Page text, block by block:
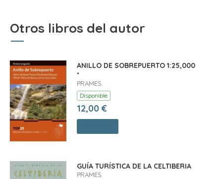
Otros libros del autor
ANILLO DE SOBREPUERTO 1:25,000
*
PRAMES
Disponible
12,00 €
GUÍA TURÍSTICA DE LA CELTIBERIA
PRAMES